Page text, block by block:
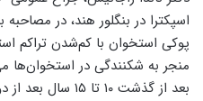
پوکی استخوان با کم‌شدن تراکم
منجر به شکنندگی در استخوان‌ها
بعد از گذشت ۱۰ تا ۱۵ سال بعد از دوران یائسگی رخ می‌دهد.